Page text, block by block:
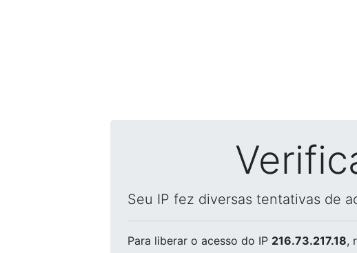
Seu IP fez diversas tentativas de
Para liberar o acesso do IP 216.73.217.18,